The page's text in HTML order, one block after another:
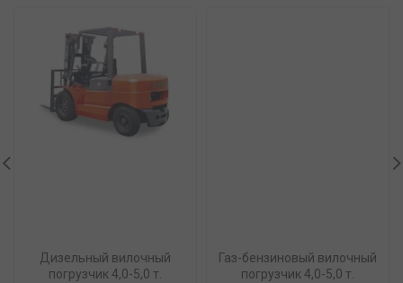
Дизельный вилочный
погрузчик 4,0-5,0 т.
Газ-бензиновый вилочный
погрузчик 4,0-5,0 т.